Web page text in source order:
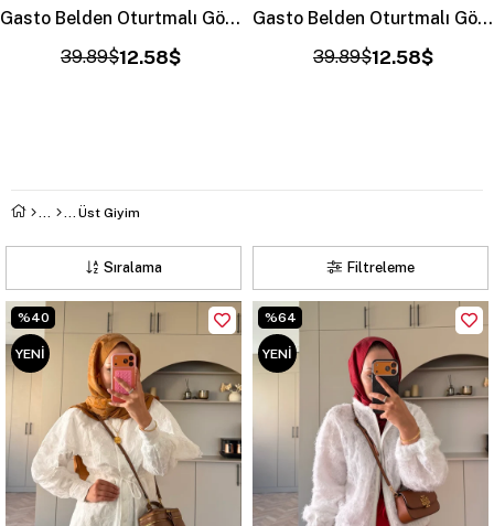
Gasto Belden Oturtmalı Gömlek Bej (2015)
12.58$
39.89$
Gasto Belden Oturtmalı Gömlek Taş (2015)
12.58$
39.89$
Üst Giyim
Filtreleme
Sıralama
%40
YENI
%64
YENI